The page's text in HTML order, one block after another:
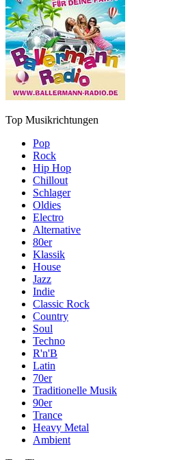
Top Musikrichtungen
Pop
Rock
Hip Hop
Chillout
Schlager
Oldies
Electro
Alternative
80er
Klassik
House
Jazz
Indie
Classic Rock
Country
Soul
Techno
R'n'B
Latin
70er
Traditionelle Musik
90er
Trance
Heavy Metal
Ambient